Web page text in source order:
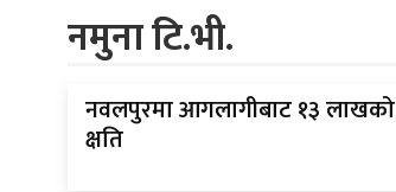
नमुना टि.भी.
नवलपुरमा आगलागीबाट १३ लाखको
क्षति